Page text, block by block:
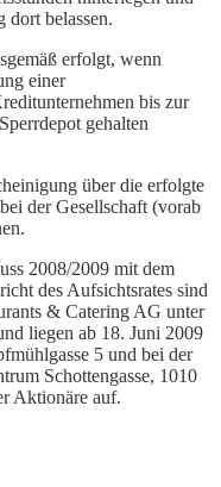
dort belassen.
erfolgt, wenn
einer
bis zur
gehalten
über die erfolgte
der Gesellschaft (vorab
2008/2009 mit dem
des Aufsichtsrates sind
& Catering AG unter
liegen ab 18. Juni 2009
5 und bei der
Schottengasse, 1010
Aktionäre auf.